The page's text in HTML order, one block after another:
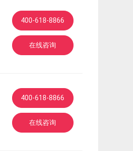
400-618-8866
在线咨询
400-618-8866
在线咨询